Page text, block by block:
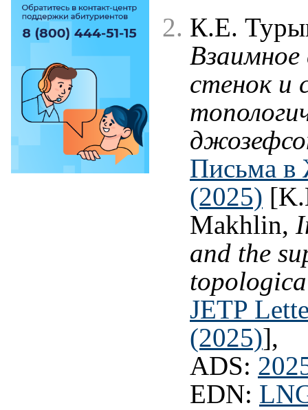
К.Е.
Взаимное
стенок и
Письма
(2025)
Makhlin,
and the
JETP
(2025)],
ADS:
EDN: